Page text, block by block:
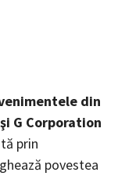
din
G Corporation
prin
povestea